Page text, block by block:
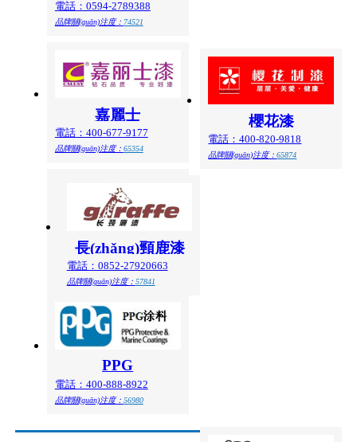
電話：0594-2789388
品牌關(guān)注度： 74521
櫻花漆
電話：400-820-9818
品牌關(guān)注度：65874
嘉麗士
電話：400-677-9177
品牌關(guān)注度： 65354
長(zhǎng)頸鹿漆
電話：0852-27920663
品牌關(guān)注度： 57841
PPG
電話：400-888-8922
品牌關(guān)注度： 56980